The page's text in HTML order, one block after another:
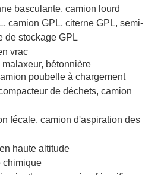
basculante, camion lourd
camion GPL, citerne GPL, semi-
de stockage GPL
vrac
bétonnière
poubelle à chargement
de déchets, camion
fécale, camion d'aspiration des
haute altitude
chimique